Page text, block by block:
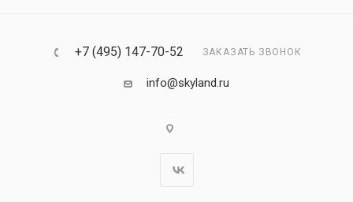
+7 (495) 147-70-52 ЗАКАЗАТЬ ЗВОНОК
info@skyland.ru